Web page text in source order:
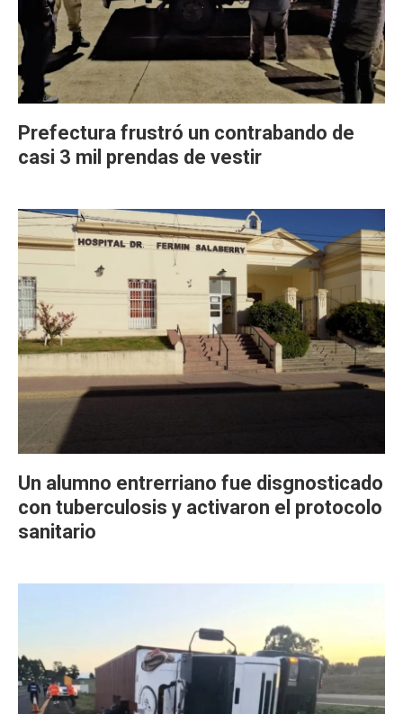
Prefectura frustró un contrabando de
casi 3 mil prendas de vestir
Un alumno entrerriano fue disgnosticado
con tuberculosis y activaron el protocolo
sanitario